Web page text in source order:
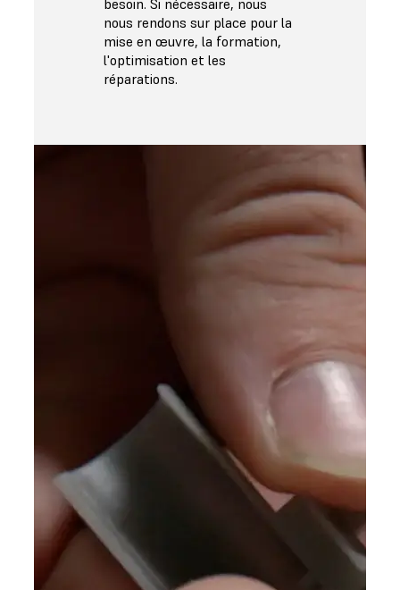
besoin. Si nécessaire, nous
nous rendons sur place pour la
mise en œuvre, la formation,
l'optimisation et les
réparations.